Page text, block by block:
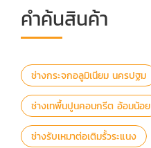
คำค้นสินค้า
ช่างกระจกอลูมิเนียม นครปฐม
ช่างเทพื้นปูนคอนกรีต อ้อมน้อย
ช่างรับเหมาต่อเติมรั้วระแนง